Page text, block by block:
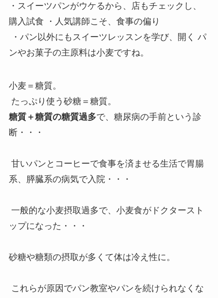
・スイーツパンがウケるから、店もチェックし、
購入試食 ・人気講師こそ、食事の偏り
・パン以外にもスイーツレッスンを学び、開く パ
ンやお菓子の主原料は小麦ですね。
小麦＝糖質。
たっぷり使う砂糖＝糖質。
糖質＋糖質の糖質過多で、糖尿病の手前という診
断・・・
甘いパンとコーヒーで食事を済ませる生活で胃腸
系、膵臓系の病気で入院・・・
一般的な小麦摂取過多で、小麦食がドクタースト
ップになった・・・
砂糖や糖類の摂取が多くて体は冷え性に。
これらが原因でパン教室やパンを続けられなくな